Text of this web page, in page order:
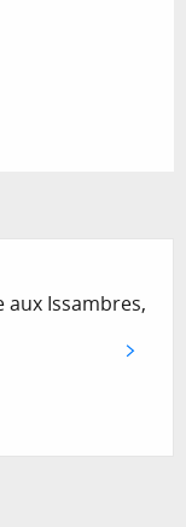
aux Issambres,